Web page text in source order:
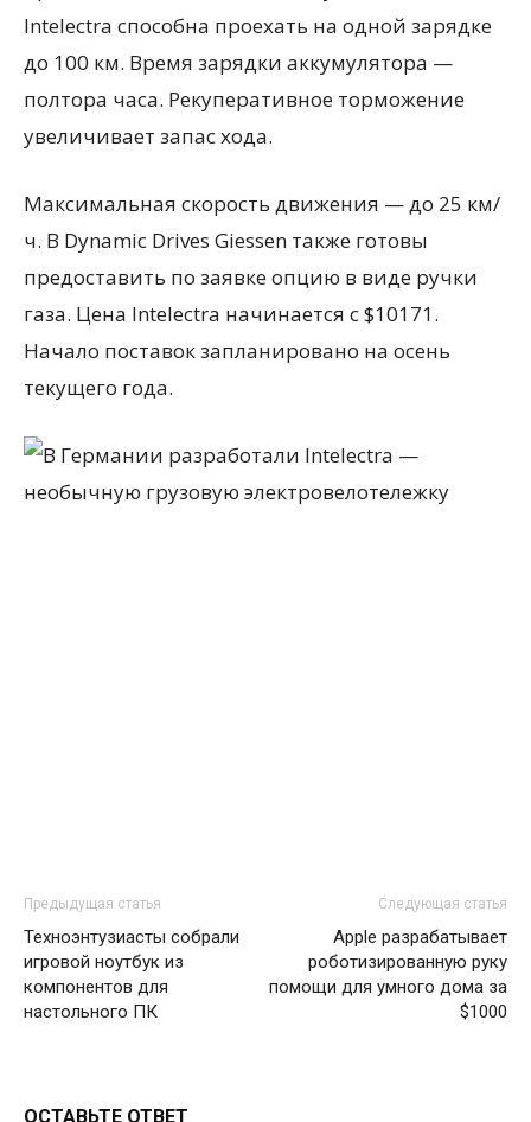
Intelectra способна проехать на одной зарядке
до 100 км. Время зарядки аккумулятора —
полтора часа. Рекуперативное торможение
увеличивает запас хода.
Максимальная скорость движения — до 25 км/
ч. В Dynamic Drives Giessen также готовы
предоставить по заявке опцию в виде ручки
газа. Цена Intelectra начинается с $10171.
Начало поставок запланировано на осень
текущего года.
Предыдущая статья
Техноэнтузиасты собрали
игровой ноутбук из
компонентов для
настольного ПК
Следующая статья
Apple разрабатывает
роботизированную руку
помощи для умного дома за
$1000
ОСТАВЬТЕ ОТВЕТ